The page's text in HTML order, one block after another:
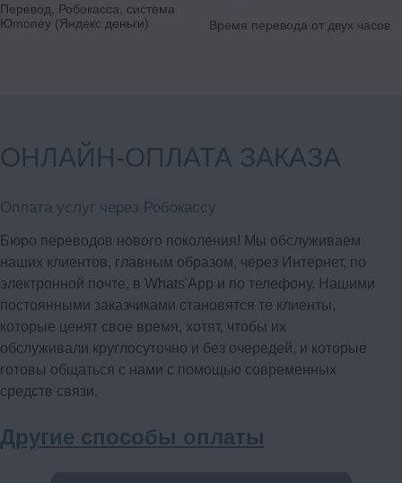
Удобные формы взаиморасчётов с клиентами;
Звоните нам! Менеджеры проконсультируют вас и оформят
заявку на перевод субтитров в Санкт-Петербурге. Также
ответим.
подробнее
Перевод, Робокасса, система
Юmoney (Яндекс деньги)
Время перевода от двух часов
ОНЛАЙН-ОПЛАТА ЗАКАЗА
Оплата услуг через Робокассу
Бюро переводов нового поколения! Мы обслуживаем
наших клиентов, главным образом, через Интернет, по
электронной почте, в Whats'App и по телефону. Нашими
постоянными заказчиками становятся те клиенты,
которые ценят свое время, хотят, чтобы их
обслуживали круглосуточно и без очередей, и которые
готовы общаться с нами с помощью современных
средств связи.
Другие способы оплаты